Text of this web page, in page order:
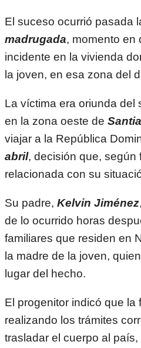
El suceso ocurrió pasada
madrugada, momento en
incidente en la vivienda
la joven, en esa zona del
La víctima era oriunda del
en la zona oeste de
viajar a la República
abril, decisión que, según
relacionada con su
Su padre, Kelvin Jiménez
de lo ocurrido horas
familiares que residen en
la madre de la joven,
lugar del hecho.
El progenitor indicó que la
realizando los trámites
trasladar el cuerpo al